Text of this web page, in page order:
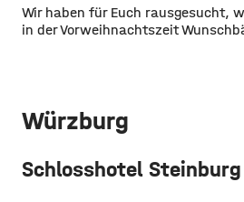
Wir haben für Euch rausgesucht,
in der Vorweihnachtszeit
Würzburg
Schlosshotel Steinburg